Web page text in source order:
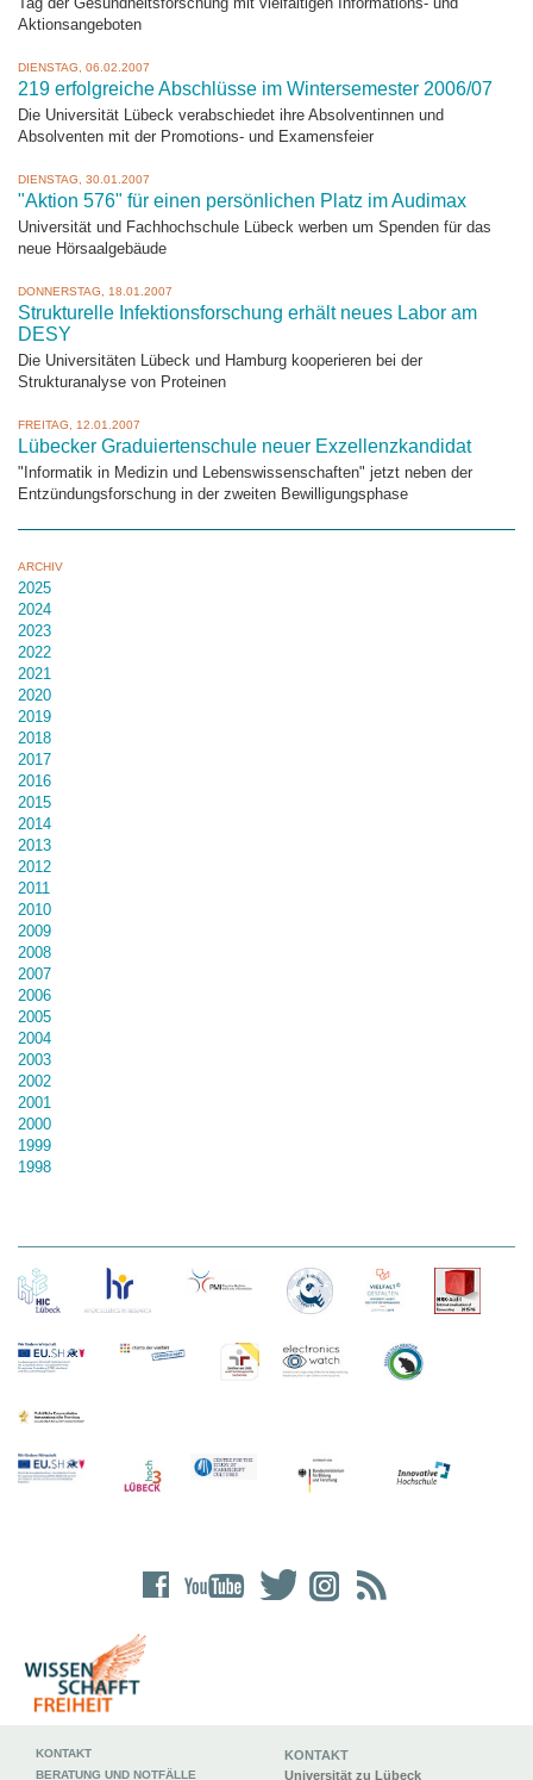
Aktionsangeboten
DIENSTAG, 06.02.2007
219 erfolgreiche Abschlüsse im Wintersemester 2006/07
Die Universität Lübeck verabschiedet ihre Absolventinnen und
Absolventen mit der Promotions- und Examensfeier
DIENSTAG, 30.01.2007
"Aktion 576" für einen persönlichen Platz im Audimax
Universität und Fachhochschule Lübeck werben um Spenden für das
neue Hörsaalgebäude
DONNERSTAG, 18.01.2007
Strukturelle Infektionsforschung erhält neues Labor am
DESY
Die Universitäten Lübeck und Hamburg kooperieren bei der
Strukturanalyse von Proteinen
FREITAG, 12.01.2007
Lübecker Graduiertenschule neuer Exzellenzkandidat
"Informatik in Medizin und Lebenswissenschaften" jetzt neben der
Entzündungsforschung in der zweiten Bewilligungsphase
ARCHIV
2025
2024
2023
2022
2021
2020
2019
2018
2017
2016
2015
2014
2013
2012
2011
2010
2009
2008
2007
2006
2005
2004
2003
2002
2001
2000
1999
1998
KONTAKT
Universität zu Lübeck
KONTAKT
BERATUNG UND NOTFÄLLE